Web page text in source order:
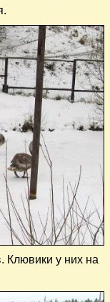
Клювики у них на